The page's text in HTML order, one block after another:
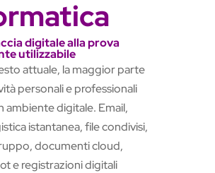
digitale alla prova
utilizzabile
attuale, la maggior parte
personali e professionali
ambiente digitale. Email,
istantanea, file condivisi,
documenti cloud,
e registrazioni digitali